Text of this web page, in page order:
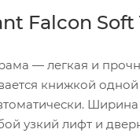
Falcon Soft
— легкая и
книжкой одной
узкий лифт и